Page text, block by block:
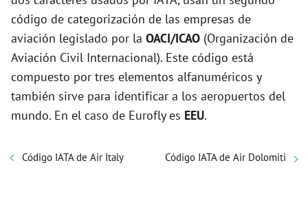
código de categorización de las empresas de
aviación legislado por la OACI/ICAO (Organización de
Aviación Civil Internacional). Este código está
compuesto por tres elementos alfanuméricos y
también sirve para identificar a los aeropuertos del
mundo. En el caso de Eurofly es EEU.
Código IATA de Air Italy Código IATA de Air Dolomiti